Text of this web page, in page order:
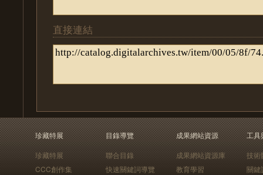
直接連結
珍藏特展
珍藏特展
CCC創作集
目錄導覽
聯合目錄
快速關鍵詞導覽
成果網站資源
成果網站資源庫
教育學習
工具
技術
關鍵